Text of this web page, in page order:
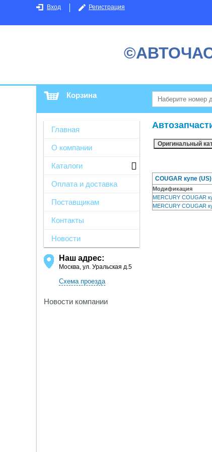
Вход Регистрация
Корзина
Главная
О компании
Каталоги
Оплата и доставка
Поставщикам
Контакты
Новости
Наш адрес:
Москва, ул. Уральская д.5
Схема проезда
Новости компании
COUGAR купе
Модификация
MERCURY COUGAR
MERCURY COUGAR